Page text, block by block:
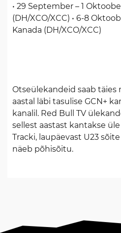
• 29 September – 1
(DH/XCO/XCC) • 6-8
Kanada (DH/XCO/XCC)
Otseülekandeid saab täies
aastal läbi tasulise GCN+
kanalil. Red Bull TV
sellest aastast kantakse
Tracki, laupäevast U23
näeb põhisõitu.